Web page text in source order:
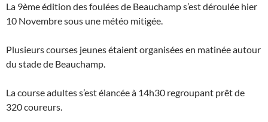
La 9ème édition des foulées de Beauchamp s’est déroulée hier
10 Novembre sous une météo mitigée.
Plusieurs courses jeunes étaient organisées en matinée autour
du stade de Beauchamp.
La course adultes s’est élancée à 14h30 regroupant prêt de
320 coureurs.